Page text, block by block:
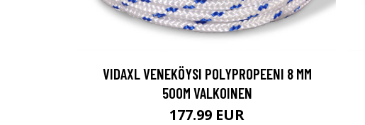
VIDAXL VENEKÖYSI POLYPROPEENI 8 MM
500M VALKOINEN
177.99 EUR